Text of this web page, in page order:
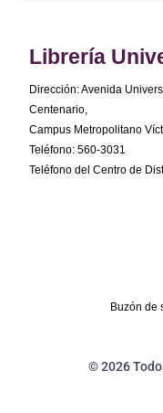
Librería
Dirección: Avenida
Centenario,
Campus Metropolitano
Teléfono: 560-3031
Teléfono del Centro de
Buzón de
© 2026